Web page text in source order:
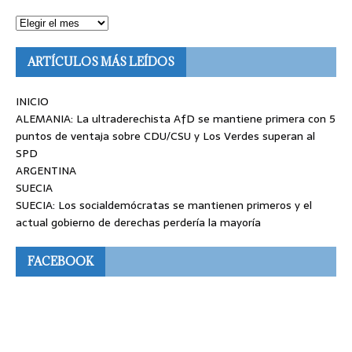
ARTÍCULOS MÁS LEÍDOS
INICIO
ALEMANIA: La ultraderechista AfD se mantiene primera con 5
puntos de ventaja sobre CDU/CSU y Los Verdes superan al
SPD
ARGENTINA
SUECIA
SUECIA: Los socialdemócratas se mantienen primeros y el
actual gobierno de derechas perdería la mayoría
FACEBOOK